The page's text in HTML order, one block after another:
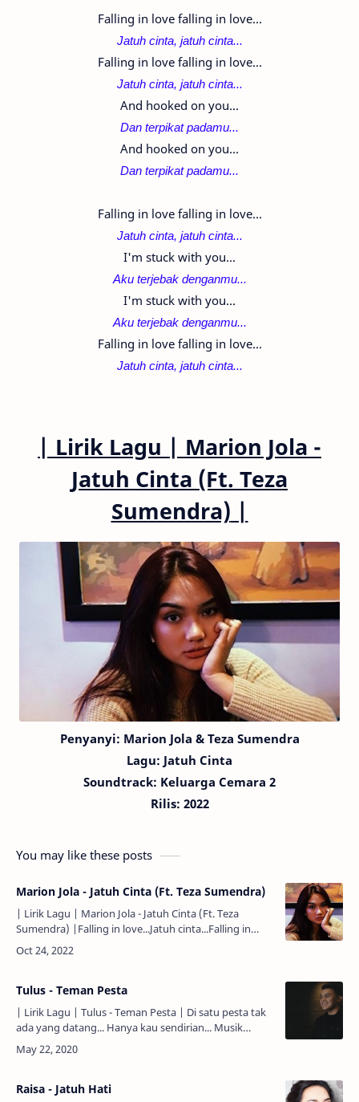
Falling in love falling in love...
Jatuh cinta, jatuh cinta...
Falling in love falling in love...
Jatuh cinta, jatuh cinta...
And hooked on you...
Dan terpikat padamu...
And hooked on you...
Dan terpikat padamu...
Falling in love falling in love...
Jatuh cinta, jatuh cinta...
I'm stuck with you...
Aku terjebak denganmu...
I'm stuck with you...
Aku terjebak denganmu...
Falling in love falling in love...
Jatuh cinta, jatuh cinta...
| Lirik Lagu | Marion Jola -
Jatuh Cinta (Ft. Teza
Sumendra) |
Penyanyi: Marion Jola & Teza Sumendra
Lagu: Jatuh Cinta
Soundtrack: Keluarga Cemara 2
Rilis: 2022
You may like these posts
Marion Jola - Jatuh Cinta (Ft. Teza Sumendra)
| Lirik Lagu | Marion Jola - Jatuh Cinta (Ft. Teza
Sumendra) |Falling in love...Jatuh cinta...Falling in
love...Jatuh cinta...Jatuh...Falling in love...Jatuh
cinta...Fall…
Tulus - Teman Pesta
| Lirik Lagu | Tulus - Teman Pesta | Di satu pesta tak
ada yang datang... Hanya kau sendirian... Musik
menghentak kamu kesepian... Dan tak ada yang
datang... ... …
Raisa - Jatuh Hati